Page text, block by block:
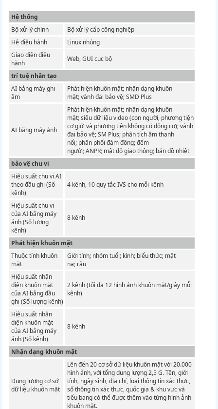
Hệ thống
Bộ xử lý chính
Bộ xử lý cấp công nghiệp
Hệ điều hành
Linux nhúng
Giao diện điều
hành
Web, GUI cục bộ
trí tuệ nhân tạo
AI bằng máy ghi
âm
Phát hiện khuôn mặt; nhận dạng khuôn
mặt;vành đai bảo vệ;SMD Plus
AI bằng máy ảnh
Phát hiện khuôn mặt; nhận dạng khuôn
mặt;siêu dữ liệu video (con người, phương tiện
cơ giới và phương tiện không có động cơ);vành
đai bảo vệ;SM Plus; phân tích âm thanh
nổi; phân phối đám đông;đếm
người;ANPR; mật độ giao thông; bản đồ nhiệt
bảo vệ chu vi
Hiệu suất chu vi AI
theo đầu ghi (Số
kênh)
4 kênh, 10 quy tắc IVS cho mỗi kênh
Hiệu suất chu vi
của AI bằng máy
ảnh (Số lượng
kênh)
8 kênh
Phát hiện khuôn mặt
Thuộc tính khuôn
mặt
Giới tính; nhóm tuổi; kính; biểu thức; mặt
nạ; râu
Hiệu suất nhận
diện khuôn mặt
của AI bằng đầu
ghi (Số lượng kênh)
2 kênh (tối đa 12 hình ảnh khuôn mặt/giây mỗi
kênh)
Hiệu suất nhận
diện khuôn mặt
của AI bằng máy
ảnh (Số kênh)
8 kênh
Nhận dạng khuôn mặt
Dung lượng cơ sở
dữ liệu khuôn mặt
Lên đến 20 cơ sở dữ liệu khuôn mặt với 20.000
hình ảnh, với tổng dung lượng 2,5 G. Tên, giới
tính, ngày sinh, địa chỉ, loại thông tin xác thực,
số thông tin xác thực, quốc gia & khu vực và
tiểu bang có thể được thêm vào từng hình ảnh
khuôn mặt.